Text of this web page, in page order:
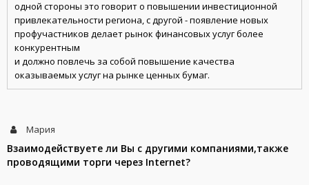
одной стороны это говорит о повышении инвестиционной
привлекательности региона, с другой - появление новых
профучастников делает рынок финансовых услуг более
конкурентным
и должно повлечь за собой повышение качества
оказываемых услуг на рынке ценных бумаг.
Мария
Взаимодействуете ли Вы с другими компаниями,также
проводящими торги через Internet?